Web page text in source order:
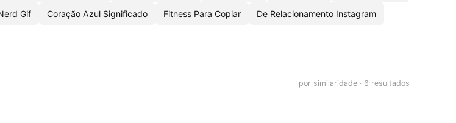
Gif Coração Azul Significado Fitness Para Copiar De Relacionamento Instagram
por similaridade · 6 resultados